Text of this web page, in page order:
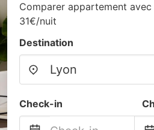
Comparer appartement
31€/nuit
Destination
Check-in